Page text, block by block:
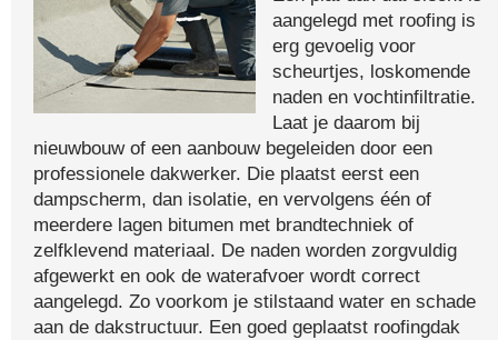
aangelegd met roofing is
erg gevoelig voor
scheurtjes, loskomende
naden en vochtinfiltratie.
Laat je daarom bij
nieuwbouw of een aanbouw begeleiden door een
professionele dakwerker. Die plaatst eerst een
dampscherm, dan isolatie, en vervolgens één of
meerdere lagen bitumen met brandtechniek of
zelfklevend materiaal. De naden worden zorgvuldig
afgewerkt en ook de waterafvoer wordt correct
aangelegd. Zo voorkom je stilstaand water en schade
aan de dakstructuur. Een goed geplaatst roofingdak